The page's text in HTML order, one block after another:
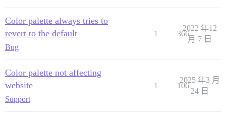
Color palette always tries to
revert to the default
Bug
1 366
2022 年12
月 7 日
Color palette not affecting
website
Support
1 106
2025 年3 月
24 日